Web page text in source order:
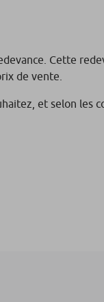
Cette
de vente.
et selon les